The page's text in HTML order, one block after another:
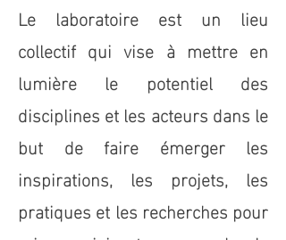
Le laboratoire est un lieu
collectif qui vise à mettre en
lumière le potentiel des
disciplines et les acteurs dans le
but de faire émerger les
inspirations, les projets, les
pratiques et les recherches pour